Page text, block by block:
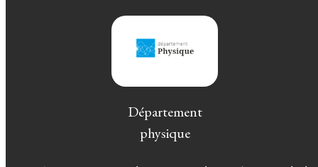
Département
physique